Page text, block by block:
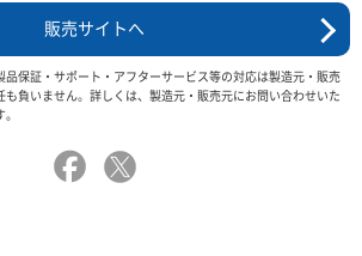
販売サイトへ
品保証・サポート・アフターサービス等の対応は製造元・販売
負いません。詳しくは、製造元・販売元にお問い合わせいた